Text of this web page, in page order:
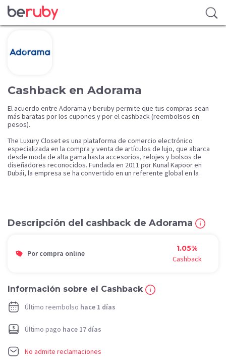
Cashback en Adorama
El acuerdo entre Adorama y beruby permite que tus compras sean
más baratas por los cupones y por el cashback (reembolsos en
pesos).
The Luxury Closet es una plataforma de comercio electrónico
especializada en la compra y venta de artículos de lujo, que abarca
desde moda de alta gama hasta accesorios, relojes y bolsos de
diseñadores reconocidos. Fundada en 2011 por Kunal Kapoor en
Dubái, la empresa se ha convertido en un referente global en la
Descripción del cashback de Adorama
Por compra online
1.05%
Cashback
Información sobre el Cashback
Último reembolso hace 1 días
Último pago hace 17 días
No admite reclamaciones